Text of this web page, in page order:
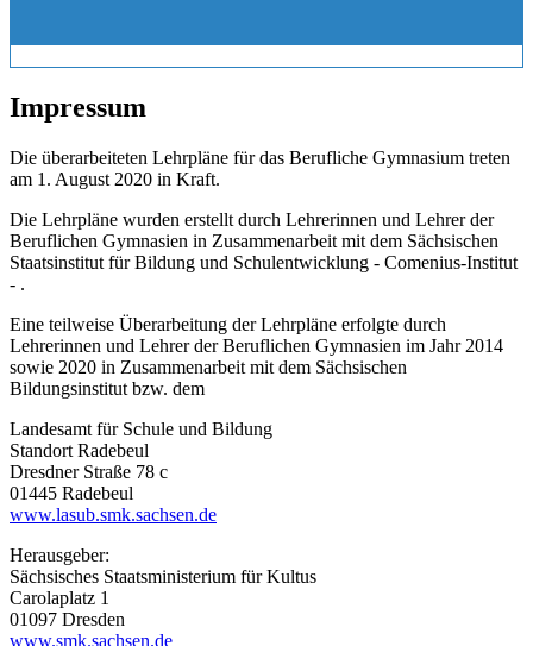
Impressum
Die überarbeiteten Lehrpläne für das Berufliche Gymnasium treten
am 1. August 2020 in Kraft.
Die Lehrpläne wurden erstellt durch Lehrerinnen und Lehrer der
Beruflichen Gymnasien in Zusammenarbeit mit dem Sächsischen
Staatsinstitut für Bildung und Schulentwicklung - Comenius-Institut
- .
Eine teilweise Überarbeitung der Lehrpläne erfolgte durch
Lehrerinnen und Lehrer der Beruflichen Gymnasien im Jahr 2014
sowie 2020 in Zusammenarbeit mit dem Sächsischen
Bildungsinstitut bzw. dem
Landesamt für Schule und Bildung
Standort Radebeul
Dresdner Straße 78 c
01445 Radebeul
www.lasub.smk.sachsen.de
Herausgeber:
Sächsisches Staatsministerium für Kultus
Carolaplatz 1
01097 Dresden
www.smk.sachsen.de